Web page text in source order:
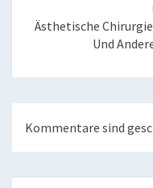
Ästhetische
Und
Kommentare sind